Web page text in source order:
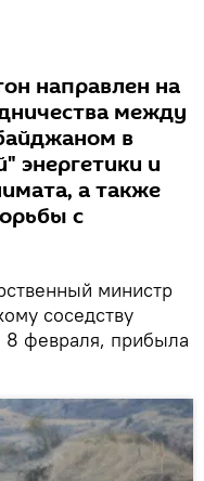
направлен на
между
в
энергетики и
а также
с
министр
соседству
февраля, прибыла